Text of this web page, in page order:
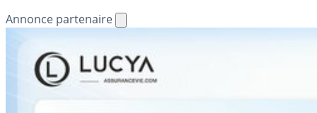
Annonce partenaire